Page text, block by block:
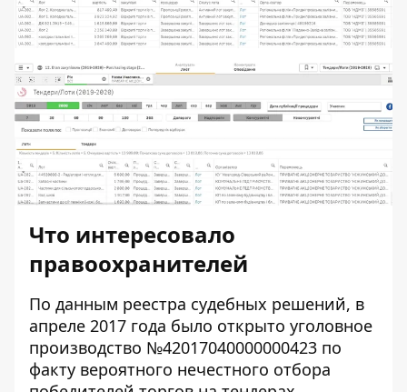
Что интересовало
правоохранителей
По данным реестра судебных решений, в
апреле 2017 года было открыто уголовное
производство №42017040000000423 по
факту вероятного нечестного отбора